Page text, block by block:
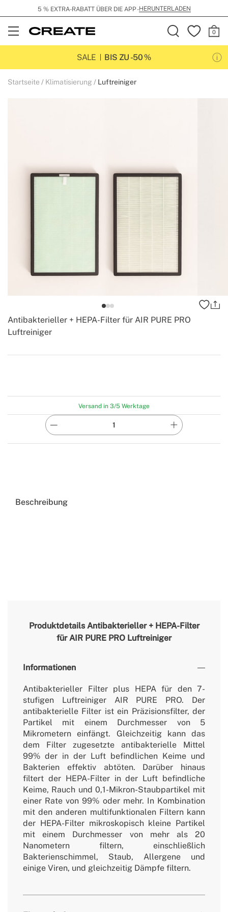
5 % EXTRA-RABATT ÜBER DIE APP -HERUNTERLADEN
Open
Menu
SALE
BIS ZU -50 %
Startseite Klimatisierung Luftreiniger
Antibakterieller + HEPA-Filter für AIR PURE PRO
Luftreiniger
Create
Versand in 3/5 Werktage
Beschreibung
Produktdetails Antibakterieller + HEPA-Filter
für AIR PURE PRO Luftreiniger
Informationen
Antibakterieller Filter plus HEPA für den 7-
stufigen Luftreiniger AIR PURE PRO. Der
antibakterielle Filter ist ein Präzisionsfilter, der
Partikel mit einem Durchmesser von 5
Mikrometern einfängt. Gleichzeitig kann das
dem Filter zugesetzte antibakterielle Mittel
99% der in der Luft befindlichen Keime und
Bakterien effektiv abtöten. Darüber hinaus
filtert der HEPA-Filter in der Luft befindliche
Keime, Rauch und 0,1-Mikron-Staubpartikel mit
einer Rate von 99% oder mehr. In Kombination
mit den anderen multifunktionalen Filtern kann
der HEPA-Filter mikroskopisch kleine Partikel
mit einem Durchmesser von mehr als 20
Nanometern filtern, einschließlich
Bakterienschimmel, Staub, Allergene und
einige Viren, und gleichzeitig Dämpfe filtern.